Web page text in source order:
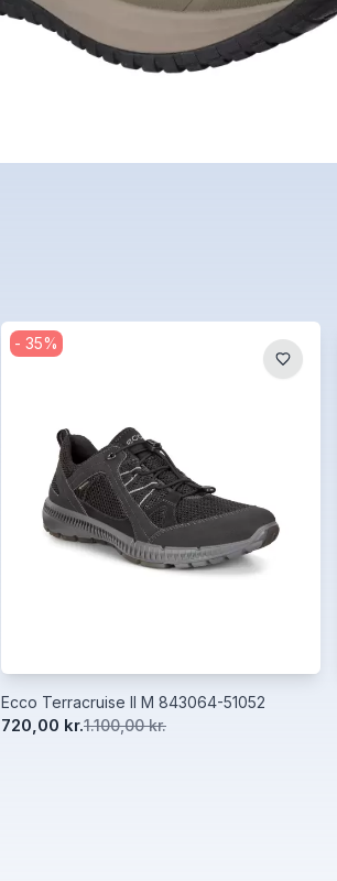
- 35%
Ecco Terracruise ll M 843064-51052
720,00 kr.1.100,00 kr.